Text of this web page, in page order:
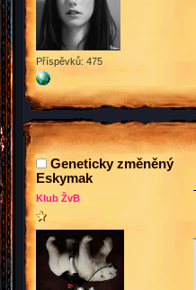
Příspěvků: 475
Geneticky změněný
Eskymak
Klub ŽvB